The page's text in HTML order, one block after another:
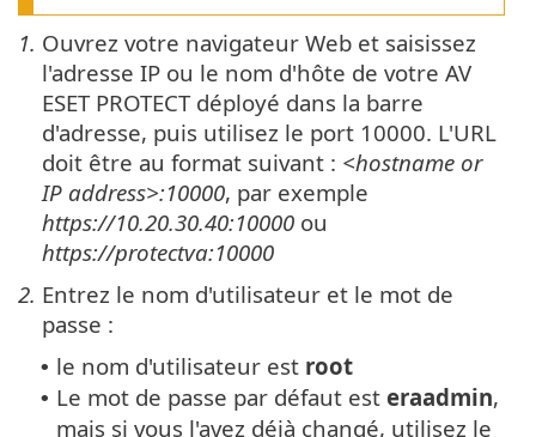
1. Ouvrez votre navigateur Web et saisissez
l'adresse IP ou le nom d'hôte de votre AV
ESET PROTECT déployé dans la barre
d'adresse, puis utilisez le port 10000. L'URL
doit être au format suivant : <hostname or
IP address>:10000, par exemple
https://10.20.30.40:10000 ou
https://protectva:10000
2. Entrez le nom d'utilisateur et le mot de
passe :
• le nom d'utilisateur est root
• Le mot de passe par défaut est eraadmin,
mais si vous l'avez déjà changé, utilisez le